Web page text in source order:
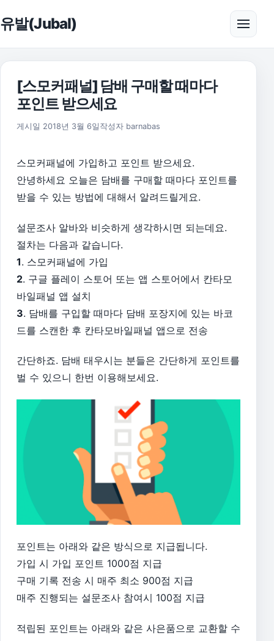
유발(Jubal) 메뉴
[스모커패널] 담배 구매할 때마다
포인트 받으세요
게시일 2018년 3월 6일 작성자 barnabas
스모커패널에 가입하고 포인트 받으세요.
안녕하세요 오늘은 담배를 구매할 때마다 포인트를
받을 수 있는 방법에 대해서 알려드릴게요.
설문조사 알바와 비슷하게 생각하시면 되는데요.
절차는 다음과 같습니다.
1. 스모커패널에 가입
2. 구글 플레이 스토어 또는 앱 스토어에서 칸타모
바일패널 앱 설치
3. 담배를 구입할 때마다 담배 포장지에 있는 바코
드를 스캔한 후 칸타모바일패널 앱으로 전송
간단하죠. 담배 태우시는 분들은 간단하게 포인트를
벌 수 있으니 한번 이용해보세요.
포인트는 아래와 같은 방식으로 지급됩니다.
가입 시 가입 포인트 1000점 지급
구매 기록 전송 시 매주 최소 900점 지급
매주 진행되는 설문조사 참여시 100점 지급
적립된 포인트는 아래와 같은 사은품으로 교환할 수